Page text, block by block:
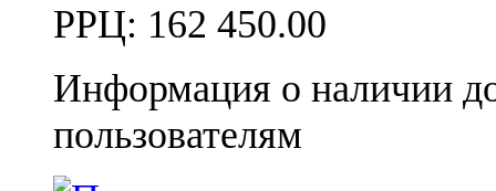
РРЦ: 162 450.00
Информация о наличии
пользователям